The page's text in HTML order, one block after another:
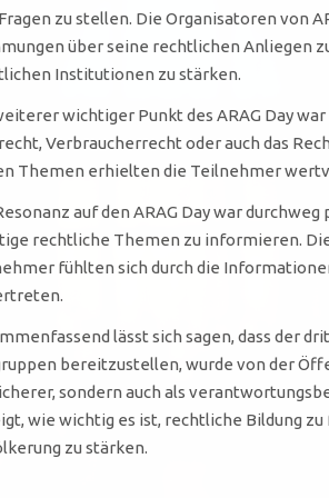
zu stellen. Die Organisatoren von
über seine rechtlichen Anliegen
Institutionen zu stärken.
wichtiger Punkt des ARAG Day
Verbraucherrecht oder auch das
Themen erhielten die Teilnehmer
auf den ARAG Day war
rechtliche Themen zu informieren.
fühlten sich durch die
lässt sich sagen, dass der
bereitzustellen, wurde von der
sondern auch als
wie wichtig es ist, rechtliche Bildung
zu stärken.